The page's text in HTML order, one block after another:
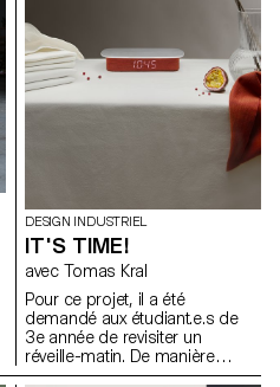
étudiant·e·s de 2e année en
Bachelor Design Industriel,
sous la direction de Stéphane
Halmaï-Voisard, responsable
du programme, et du designer
Elric Petit, présentent une série
DESIGN INDUSTRIEL
IT'S TIME!
avec Tomas Kral
Pour ce projet, il a été
demandé aux étudiant.e.s de
3e année de revisiter un
réveille-matin. De manière
créative, mais avec simplicité,